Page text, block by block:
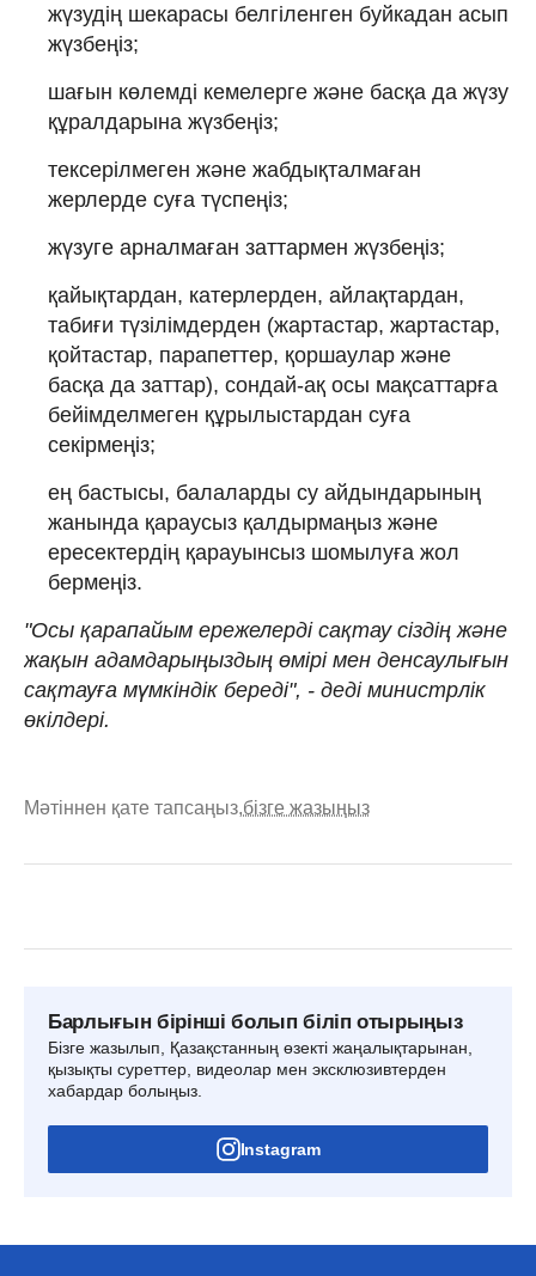
жүзудің шекарасы белгіленген буйкадан асып
жүзбеңіз;
шағын көлемді кемелерге және басқа да жүзу
құралдарына жүзбеңіз;
тексерілмеген және жабдықталмаған
жерлерде суға түспеңіз;
жүзуге арналмаған заттармен жүзбеңіз;
қайықтардан, катерлерден, айлақтардан,
табиғи түзілімдерден (жартастар, жартастар,
қойтастар, парапеттер, қоршаулар және
басқа да заттар), сондай-ақ осы мақсаттарға
бейімделмеген құрылыстардан суға
секірмеңіз;
ең бастысы, балаларды су айдындарының
жанында қараусыз қалдырмаңыз және
ересектердің қарауынсыз шомылуға жол
бермеңіз.
"Осы қарапайым ережелерді сақтау сіздің және
жақын адамдарыңыздың өмірі мен денсаулығын
сақтауға мүмкіндік береді", - деді министрлік
өкілдері.
Мәтіннен қате тапсаңыз,бізге жазыңыз
Барлығын бірінші болып біліп отырыңыз
Бізге жазылып, Қазақстанның өзекті жаңалықтарынан,
қызықты суреттер, видеолар мен эксклюзивтерден
хабардар болыңыз.
Instagram